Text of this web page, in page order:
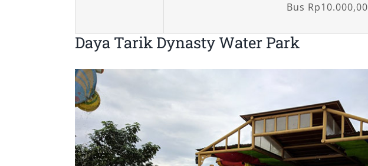
Bus Rp10.000,00
Daya Tarik Dynasty Water Park